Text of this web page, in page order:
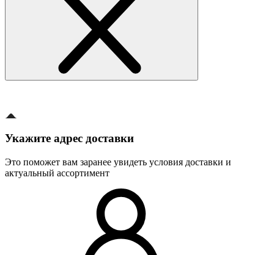
Укажите адрес доставки
Это поможет вам заранее увидеть условия доставки и
актуальный ассортимент